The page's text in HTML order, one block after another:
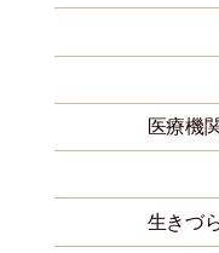
医療機
生きづ